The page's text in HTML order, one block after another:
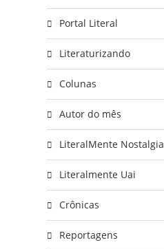
Portal Literal
Literaturizando
Colunas
Autor do mês
LiteralMente Nostalgia
Literalmente Uai
Crônicas
Reportagens